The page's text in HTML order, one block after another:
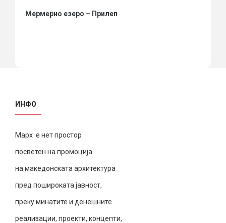
Мермерно езеро – Прилеп
ИНФО
Марх е нет простор
посветен на промоција
на македонската архитектура
пред пошироката јавност,
преку минатите и денешните
реализации, проекти, концепти,